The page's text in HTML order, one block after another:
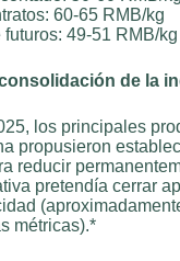
60-65 RMB/kg
futuros: 49-51 RMB/kg
de la
los principales
propusieron
reducir
pretendía cerrar
métricas).*